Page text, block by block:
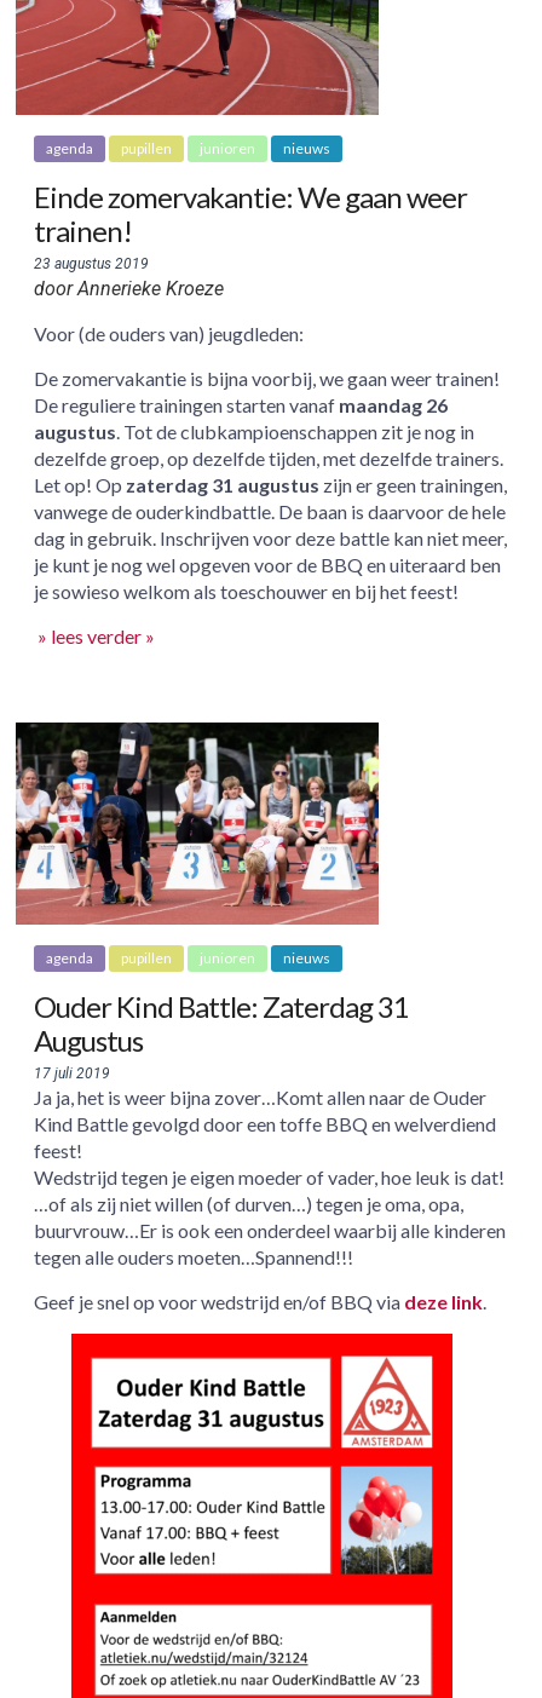
agenda pupillen junioren nieuws
Einde zomervakantie: We gaan weer
trainen!
23 augustus 2019
door Annerieke Kroeze
Voor (de ouders van) jeugdleden:
De zomervakantie is bijna voorbij, we gaan weer trainen!
De reguliere trainingen starten vanaf maandag 26
augustus. Tot de clubkampioenschappen zit je nog in
dezelfde groep, op dezelfde tijden, met dezelfde trainers.
Let op! Op zaterdag 31 augustus zijn er geen trainingen,
vanwege de ouderkindbattle. De baan is daarvoor de hele
dag in gebruik. Inschrijven voor deze battle kan niet meer,
je kunt je nog wel opgeven voor de BBQ en uiteraard ben
je sowieso welkom als toeschouwer en bij het feest!
» lees verder »
agenda pupillen junioren nieuws
Ouder Kind Battle: Zaterdag 31
Augustus
17 juli 2019
Ja ja, het is weer bijna zover…Komt allen naar de Ouder
Kind Battle gevolgd door een toffe BBQ en welverdiend
feest!
Wedstrijd tegen je eigen moeder of vader, hoe leuk is dat!
…of als zij niet willen (of durven…) tegen je oma, opa,
buurvrouw…Er is ook een onderdeel waarbij alle kinderen
tegen alle ouders moeten…Spannend!!!
Geef je snel op voor wedstrijd en/of BBQ via deze link.